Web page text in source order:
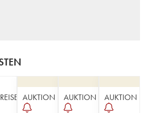
AUKTION AUKTION AUKTION